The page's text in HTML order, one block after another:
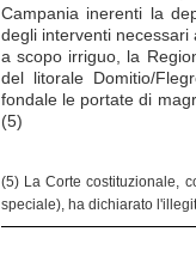
Campania inerenti la
degli interventi
a scopo irriguo, la
del litorale Domitio/
fondale le portate di
(5)
(5) La Corte costituzionale,
speciale), ha dichiarato